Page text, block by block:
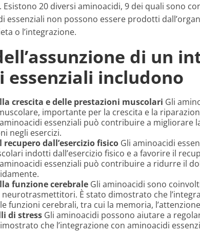
Esistono 20 diversi aminoacidi, 9 dei quali sono
essenziali non possono essere prodotti
o l’integrazione.
di un
essenziali includono
crescita e delle prestazioni muscolari Gli
importante per la crescita e la
essenziali può contribuire a migliorare
negli esercizi.
dall’esercizio fisico Gli aminoacidi
indotti dall’esercizio fisico e a favorire il
essenziali può contribuire a ridurre il
funzione cerebrale Gli aminoacidi sono
È stato dimostrato che
funzioni cerebrali, tra cui la memoria,
di stress Gli aminoacidi possono aiutare a
che l’integrazione con aminoacidi